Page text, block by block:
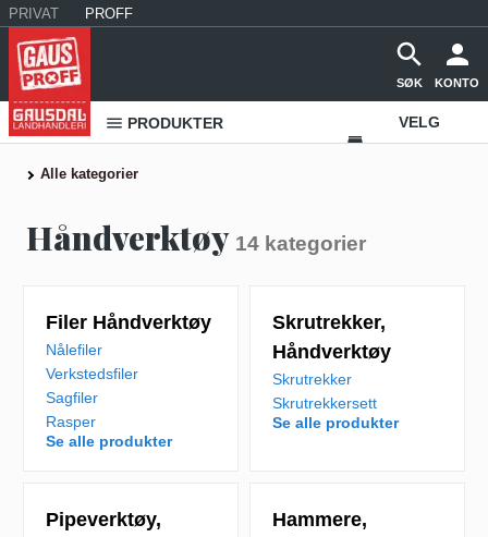
PRIVAT PROFF
SØK KONTO
PRODUKTER VELG
Alle kategorier
Håndverktøy 14 kategorier
Filer Håndverktøy
Nålefiler
Verkstedsfiler
Sagfiler
Rasper
Se alle produkter
Skrutrekker,
Håndverktøy
Skrutrekker
Skrutrekkersett
Se alle produkter
Pipeverktøy,
Hammere,